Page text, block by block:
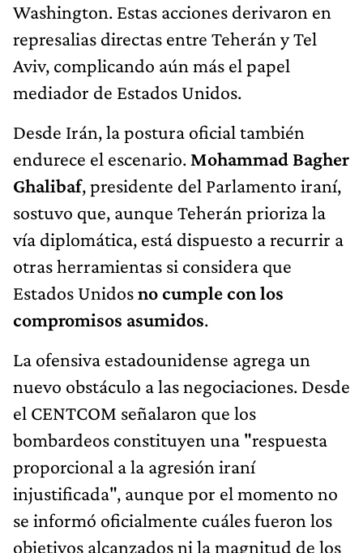
Washington. Estas acciones derivaron en
represalias directas entre Teherán y Tel
Aviv, complicando aún más el papel
mediador de Estados Unidos.
Desde Irán, la postura oficial también
endurece el escenario. Mohammad Bagher
Ghalibaf, presidente del Parlamento iraní,
sostuvo que, aunque Teherán prioriza la
vía diplomática, está dispuesto a recurrir a
otras herramientas si considera que
Estados Unidosno cumple con los
compromisos asumidos.
La ofensiva estadounidense agrega un
nuevo obstáculo a las negociaciones. Desde
el CENTCOM señalaron que los
bombardeos constituyen una "respuesta
proporcional a la agresión iraní
injustificada", aunque por el momento no
se informó oficialmente cuáles fueron los
objetivos alcanzados ni la magnitud de los